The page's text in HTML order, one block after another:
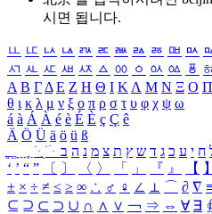
시면 됩니다.
ㅥ ㅦ ㅧ ㅨ ㅩ ㅪ ㅫ ㅬ ㅭ ㅮ ㅯ
ㅺ ㅻ ㅼ ㅽ ㅾ ㅿ ㆀ ㆁ ㆂ ㆃ ㆄ
Α Β ΓΔ Ε Ζ Η Θ Ι ΚΛ Μ Ν Ξ Ο Π
θ ι κ λ μ ν ξ ο π ρ σ τ υ φ χ ψ ω
á à Á À é è É È ç Ç ê
Ä Ö Ü ä ö ü ß
ִֶֹ ֻּ ׁׂ ח י ע כ ג ד ש ץ ת צ מ נ ה ב
‘ ’ “ ” 〔 〕 〈 〉 「 」 『 』 【 】
± × ÷ ≠ ≤ ≥ ∞ ∴ ♂ ♀ ∠ ⊥ ⌒ ∂ ∇
⊆ ⊇ ⊂ ⊃ ∪ ∩ ∧ ∨ ￢ ⇒ ⇔ ∀ ∃ ∮